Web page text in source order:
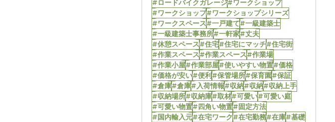
#ロードバイクガレージ#ワークショップ
#ワークショップ#ワークショップシリーズ
#ワークスペース#一戸建て#一級建築士
#一級建築士事務所#一軒家#丈夫
#休憩スペース#住宅#住宅にマッチ#住宅街
#作業スペース#作業スペース#作業場
#作業小屋#作業部屋#使いやすい物置#価格
#価格が安い#便利#保管場所#保育園#保証
#倉庫#倉庫#入荷情報#収納#収納#収納上手
#収納場所#収納庫#取材#可愛い#可愛い庭
#可愛い物置#四角い物置#固定方法
#国内輸入元#在宅ワーク#在宅勤務#在庫#基礎